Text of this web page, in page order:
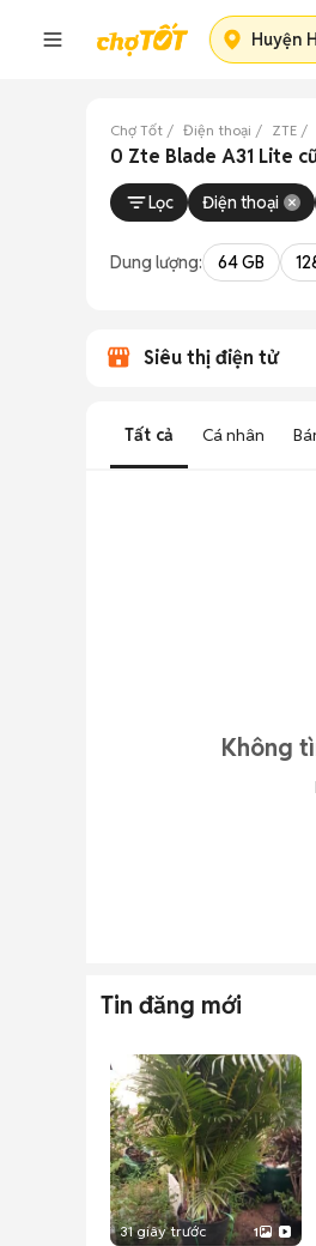
Huyện
Chợ Tốt Điện thoại ZTE
0 Zte Blade A31 Lite
Lọc Điện thoại
Dung lượng: 64 GB
Siêu thị điện tử
Tất cả Cá nhân
Không
Tin đăng mới
31 giây trước 1